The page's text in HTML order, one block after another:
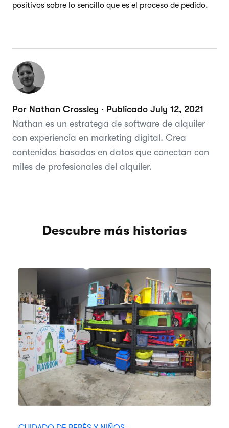
positivos sobre lo sencillo que es el proceso de pedido.
Por Nathan Crossley · Publicado July 12, 2021
Nathan es un estratega de software de alquiler
con experiencia en marketing digital. Crea
contenidos basados en datos que conectan con
miles de profesionales del alquiler.
Descubre más historias